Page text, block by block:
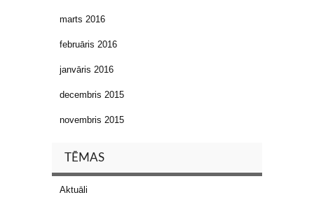
marts 2016
februāris 2016
janvāris 2016
decembris 2015
novembris 2015
TĒMAS
Aktuāli